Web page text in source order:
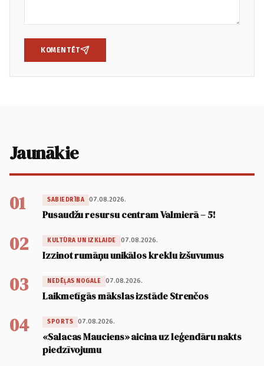
KOMENTĒT
Jaunākie
01 SABIEDRĪBA 07.08.2026.
Pusaudžu resursu centram Valmierā – 5!
02 KULTŪRA UN IZKLAIDE 07.08.2026.
Izzinot rumāņu unikālos kreklu izšuvumus
03 NEDĒĻAS NOGALE 07.08.2026.
Laikmetīgās mākslas izstāde Strenčos
04 SPORTS 07.08.2026.
«Salacas Mauciens» aicina uz leģendāru nakts
piedzīvojumu